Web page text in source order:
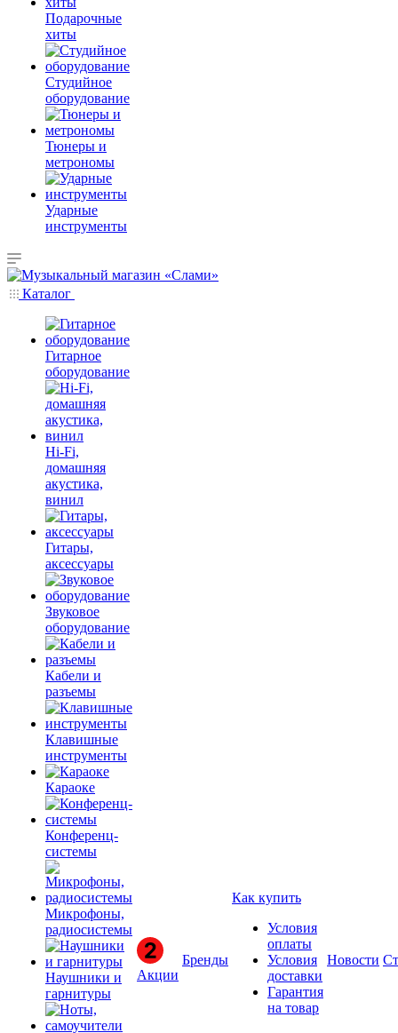
Подарочные
хиты
Студийное
оборудование
Тюнеры и
метрономы
Ударные
инструменты
Каталог
Гитарное
оборудование
Hi-Fi,
домашняя
акустика,
винил
Гитары,
аксессуары
Звуковое
оборудование
Кабели и
разъемы
Клавишные
инструменты
Караоке
Конференц-
системы
Микрофоны,
радиосистемы
Наушники и
гарнитуры
Акции
Бренды
Как купить
Условия
оплаты
Условия
доставки
Гарантия
на товар
Новости